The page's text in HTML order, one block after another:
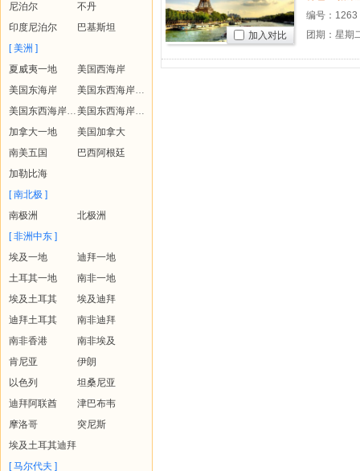
尼泊尔
不丹
印度尼泊尔
巴基斯坦
[ 美洲 ]
夏威夷一地
美国西海岸
美国东海岸
美国东西海岸+夏威夷
美国东西海岸+黄石
美国东西海岸+夏威夷+黄石
加拿大一地
美国加拿大
南美五国
巴西阿根廷
加勒比海
[ 南北极 ]
南极洲
北极洲
[ 非洲中东 ]
埃及一地
迪拜一地
土耳其一地
南非一地
埃及土耳其
埃及迪拜
迪拜土耳其
南非迪拜
南非香港
南非埃及
肯尼亚
伊朗
以色列
坦桑尼亚
迪拜阿联酋
津巴布韦
摩洛哥
突尼斯
埃及土耳其迪拜
[ 马尔代夫 ]
编号： 1263
团期：星期
加入对比